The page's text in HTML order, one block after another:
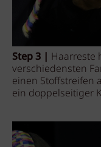
Step 3 | Haarreste
verschiedensten
einen Stoffstreifen
ein doppelseitiger